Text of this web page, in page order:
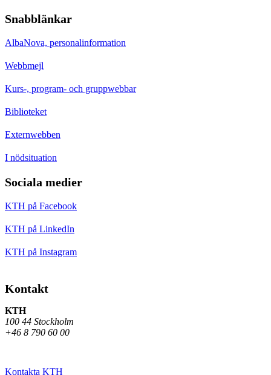
Snabblänkar
AlbaNova, personalinformation
Webbmejl
Kurs-, program- och gruppwebbar
Biblioteket
Externwebben
I nödsituation
Sociala medier
KTH på Facebook
KTH på LinkedIn
KTH på Instagram
Kontakt
KTH
100 44 Stockholm
+46 8 790 60 00
Kontakta KTH